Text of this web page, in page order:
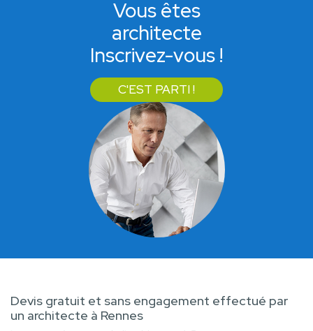
Vous êtes
architecte
Inscrivez-vous !
C'EST PARTI !
Devis gratuit et sans engagement effectué par
un architecte à Rennes